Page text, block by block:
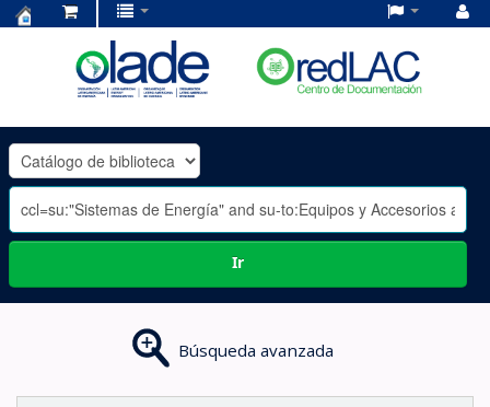
OLADE
-
Ir
Búsqueda avanzada